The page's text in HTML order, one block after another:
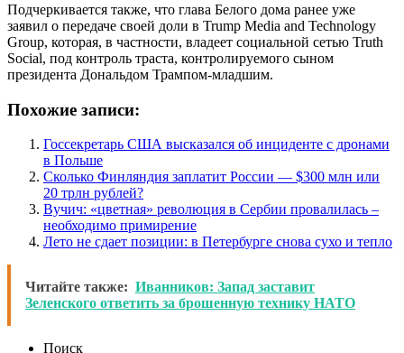
Подчеркивается также, что глава Белого дома ранее уже
заявил о передаче своей доли в Trump Media and Technology
Group, которая, в частности, владеет социальной сетью Truth
Social, под контроль траста, контролируемого сыном
президента Дональдом Трампом-младшим.
Похожие записи:
Госсекретарь США высказался об инциденте с дронами
в Польше
Сколько Финляндия заплатит России — $300 млн или
20 трлн рублей?
Вучич: «цветная» революция в Сербии провалилась –
необходимо примирение
Лето не сдает позиции: в Петербурге снова сухо и тепло
Читайте также: Иванников: Запад заставит
Зеленского ответить за брошенную технику НАТО
Поиск